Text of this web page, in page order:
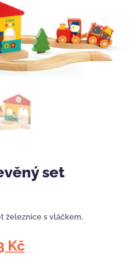
set
železnice s vláčkem.
Kč